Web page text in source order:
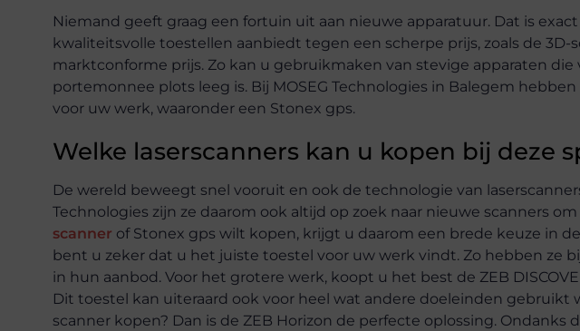
Niemand geeft graag een fortuin uit aan nieuwe apparatuur. Dat is
kwaliteitsvolle toestellen aanbiedt tegen een scherpe prijs, zoals de 3D-
marktconforme prijs. Zo kan u gebruikmaken van stevige apparaten die
portemonnee plots leeg is. Bij MOSEG Technologies in Balegem
voor uw werk, waaronder een Stonex gps.
Welke laserscanners kan u kopen bij deze
De wereld beweegt snel vooruit en ook de technologie van
Technologies zijn ze daarom ook altijd op zoek naar nieuwe scanners
scanner of Stonex gps wilt kopen, krijgt u daarom een brede keuze in
bent u zeker dat u het juiste toestel voor uw werk vindt. Zo hebben ze
in hun aanbod. Voor het grotere werk, koopt u het best de ZEB
Dit toestel kan uiteraard ook voor heel wat andere doeleinden gebruikt
scanner kopen? Dan is de ZEB Horizon de perfecte oplossing.